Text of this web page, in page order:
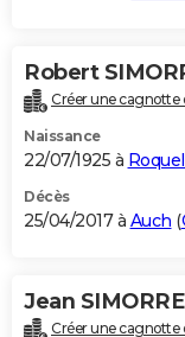
Robert
Créer une cagnotte
Naissance
22/07/1925 à
Décès
25/04/2017 à Auch (
Jean SIMORRE
Créer une cagnotte